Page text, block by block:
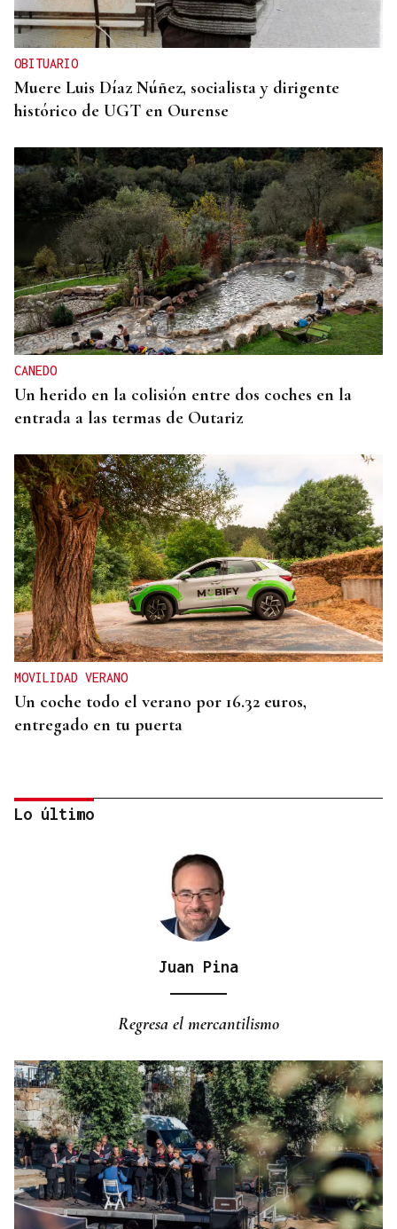
OBITUARIO
Muere Luis Díaz Núñez, socialista y dirigente
histórico de UGT en Ourense
CANEDO
Un herido en la colisión entre dos coches en la
entrada a las termas de Outariz
MOVILIDAD VERANO
Un coche todo el verano por 16.32 euros,
entregado en tu puerta
cantera de Untes
Lo último
Juan Pina
Regresa el mercantilismo